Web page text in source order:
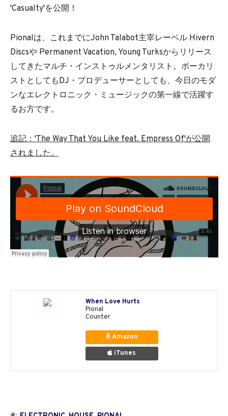
'Casualty'を公開！
Pionalは、これまでにJohn Talabot主宰レーベル Hivern
Discsや Permanent Vacation, Young Turksからリリース
してきたマルチ・インストゥルメンタリスト。ボーカリ
ストとしてもDJ・プロデューサーとしても、今日のモダ
ンなエレクトロニック・ミュージックの第一線で活躍す
るお方です。
追記：'The Way That You Like feat. Empress Of'が公開
されました。
When Love Hurts
Pional
Counter
Amazon
iTunes